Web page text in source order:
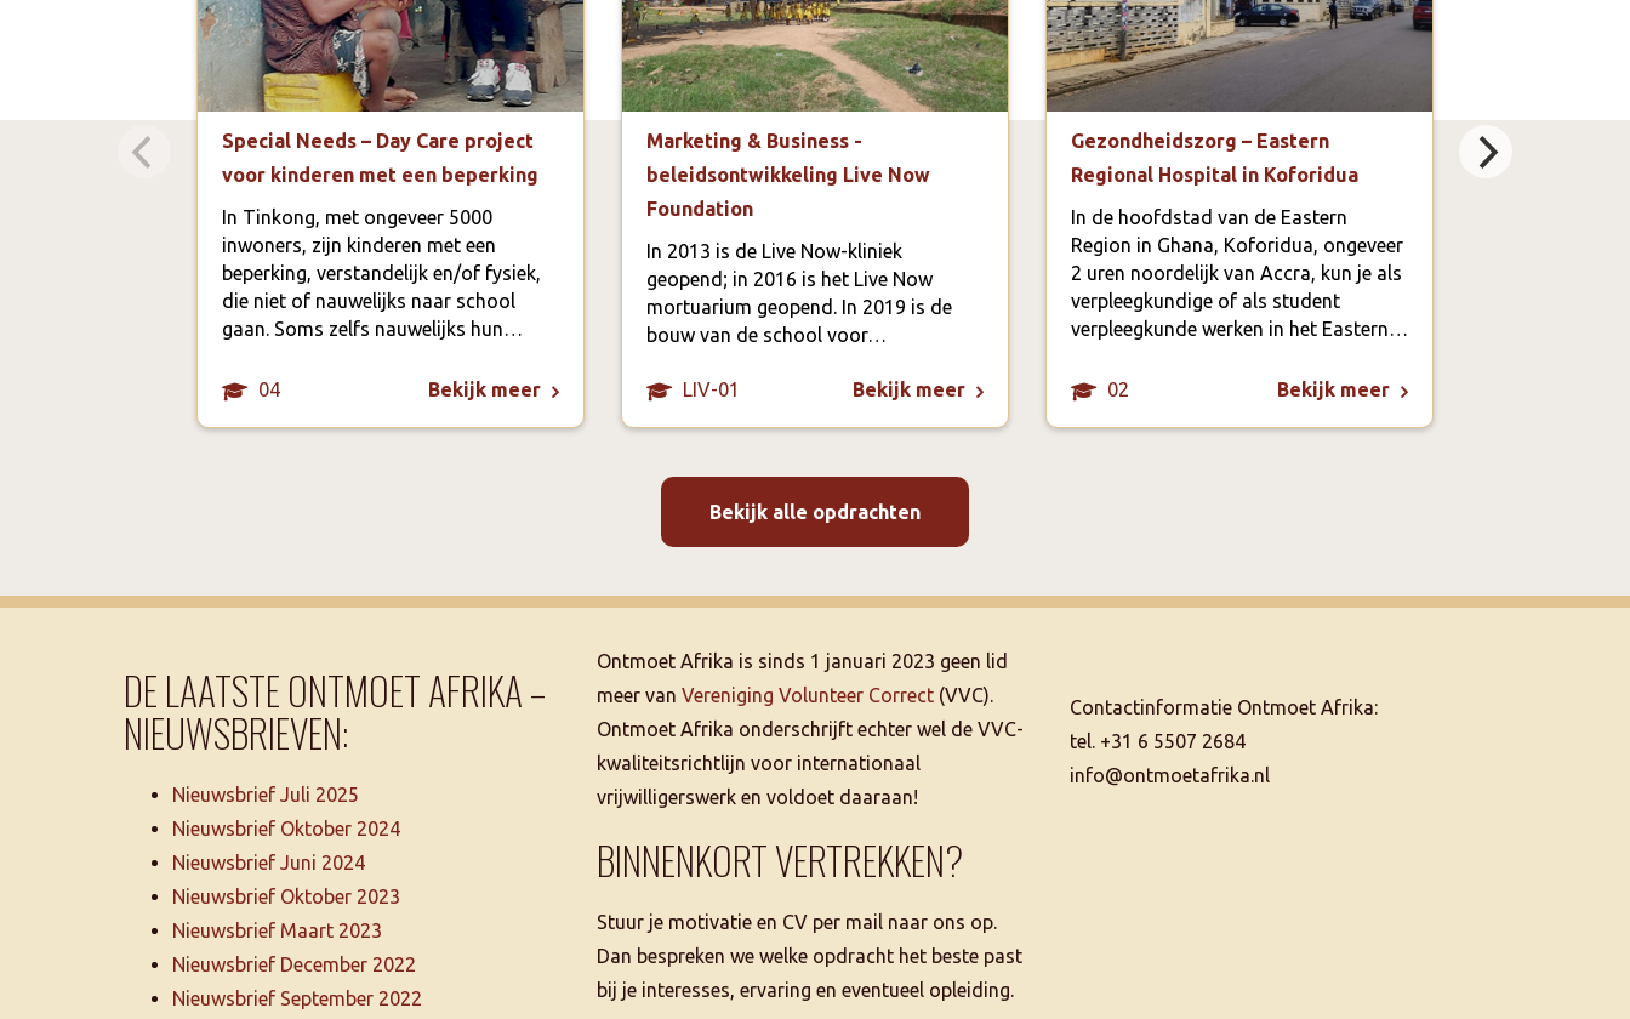
Special Needs – Day Care project
voor kinderen met een beperking
In Tinkong, met ongeveer 5000
inwoners, zijn kinderen met een
beperking, verstandelijk en/of fysiek,
die niet of nauwelijks naar school
gaan. Soms zelfs nauwelijks hun…
04 Bekijk meer
Marketing & Business -
beleidsontwikkeling Live Now
Foundation
In 2013 is de Live Now-kliniek
geopend; in 2016 is het Live Now
mortuarium geopend. In 2019 is de
bouw van de school voor…
LIV-01 Bekijk meer
Gezondheidszorg – Eastern
Regional Hospital in Koforidua
In de hoofdstad van de Eastern
Region in Ghana, Koforidua, ongeveer
2 uren noordelijk van Accra, kun je als
verpleegkundige of als student
verpleegkunde werken in het Eastern…
02 Bekijk meer
Bekijk alle opdrachten
DE LAATSTE ONTMOET AFRIKA –
NIEUWSBRIEVEN:
Nieuwsbrief Juli 2025
Nieuwsbrief Oktober 2024
Nieuwsbrief Juni 2024
Nieuwsbrief Oktober 2023
Nieuwsbrief Maart 2023
Nieuwsbrief December 2022
Nieuwsbrief September 2022
Ontmoet Afrika is sinds 1 januari 2023 geen lid
meer van Vereniging Volunteer Correct (VVC).
Ontmoet Afrika onderschrijft echter wel de VVC-
kwaliteitsrichtlijn voor internationaal
vrijwilligerswerk en voldoet daaraan!
BINNENKORT VERTREKKEN?
Stuur je motivatie en CV per mail naar ons op.
Dan bespreken we welke opdracht het beste past
bij je interesses, ervaring en eventueel opleiding.
Contactinformatie Ontmoet Afrika:
tel. +31 6 5507 2684
info@ontmoetafrika.nl